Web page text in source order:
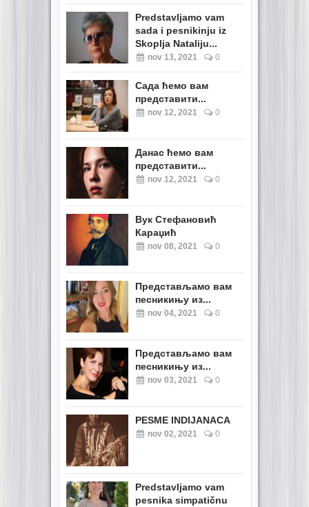
Predstavljamo vam
sada i pesnikinju iz
Skoplja Nataliju...
nov 13, 2021 0
Сада ћемо вам
представити...
nov 12, 2021 0
Данас ћемо вам
представити...
nov 12, 2021 0
Вук Стефановић
Караџић
nov 08, 2021 0
Представљамо вам
песникињу из...
nov 04, 2021 0
Представљамо вам
песникињу из...
nov 03, 2021 0
PESME INDIJANACA
nov 02, 2021 0
Predstavljamo vam
pesnika simpatičnu